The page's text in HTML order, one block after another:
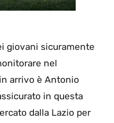
giovani sicuramente
nel
arrivo è Antonio
in questa
dalla Lazio per